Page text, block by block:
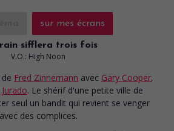
sur mes écrans
sifflera trois fois
V.O.: High Noon
de Fred Zinnemann avec Gary Cooper,
. Le shérif d'une petite ville de
seul un bandit qui revient se venger
avec des complices.